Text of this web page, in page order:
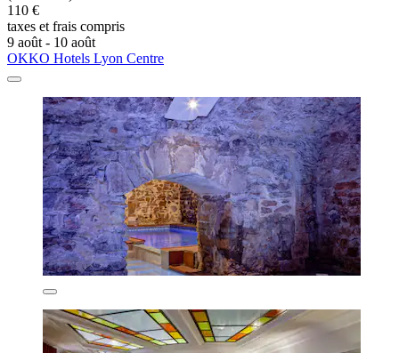
110 €
taxes et frais compris
9 août - 10 août
OKKO Hotels Lyon Centre